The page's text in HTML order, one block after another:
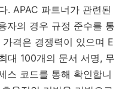
. APAC 파트너가 관련된
자의 경우 규정 준수를 통
격은 경쟁력이 있으며 E
대 100개의 문서 서명, 무
스 코드를 통해 확인합니